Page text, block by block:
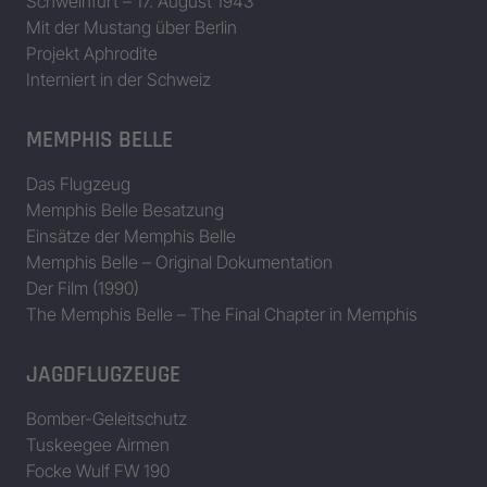
Mit der Mustang über Berlin
Projekt Aphrodite
Interniert in der Schweiz
MEMPHIS BELLE
Das Flugzeug
Memphis Belle Besatzung
Einsätze der Memphis Belle
Memphis Belle – Original Dokumentation
Der Film (1990)
The Memphis Belle – The Final Chapter in Memphis
JAGDFLUGZEUGE
Bomber-Geleitschutz
Tuskeegee Airmen
Focke Wulf FW 190